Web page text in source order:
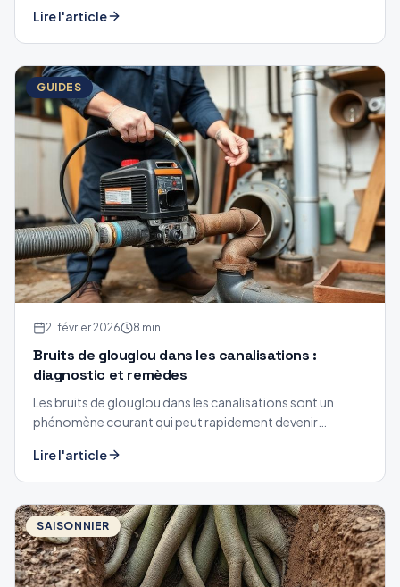
Lire l'article
GUIDES
21 février 2026 8 min
Bruits de glouglou dans les canalisations :
diagnostic et remèdes
Les bruits de glouglou dans les canalisations sont un
phénomène courant qui peut rapidement devenir
diagnostiquer.
Lire l'article
SAISONNIER